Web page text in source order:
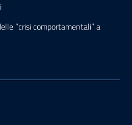
“crisi comportamentali” a